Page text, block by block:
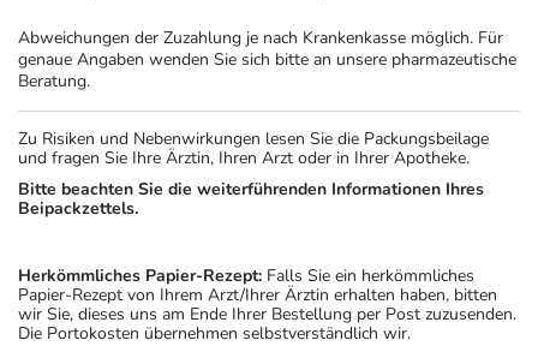
Abweichungen der Zuzahlung je nach Krankenkasse möglich. Für
genaue Angaben wenden Sie sich bitte an unsere pharmazeutische
Beratung.
Zu Risiken und Nebenwirkungen lesen Sie die Packungsbeilage
und fragen Sie Ihre Ärztin, Ihren Arzt oder in Ihrer Apotheke.
Bitte beachten Sie die weiterführenden Informationen Ihres
Beipackzettels.
Herkömmliches Papier-Rezept: Falls Sie ein herkömmliches
Papier-Rezept von Ihrem Arzt/Ihrer Ärztin erhalten haben, bitten
wir Sie, dieses uns am Ende Ihrer Bestellung per Post zuzusenden.
Die Portokosten übernehmen selbstverständlich wir.